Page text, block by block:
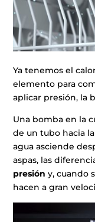
Ya tenemos el
elemento para
aplicar presión, la
Una bomba en la
de un tubo hacia
agua asciende
aspas, las
presión y, cuando
hacen a gran